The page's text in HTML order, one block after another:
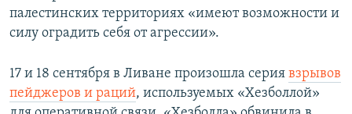
палестинских территориях «имеют возможности и
силу оградить себя от агрессии».
17 и 18 сентября в Ливане произошла серия взрывов
пейджеров и раций, используемых «Хезболлой»